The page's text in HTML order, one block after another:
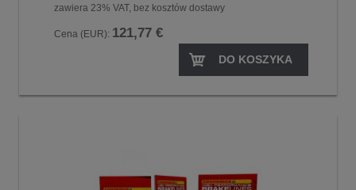
zawiera 23% VAT, bez kosztów dostawy
Cena (EUR): 121,77 €
DO KOSZYKA